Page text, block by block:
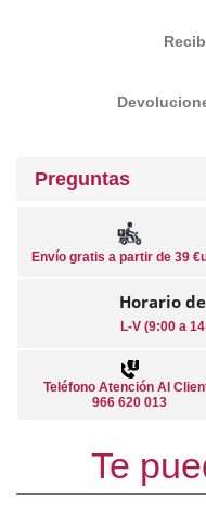
Preguntas
Envío gratis a partir de 39
Horario
L-V (9:00 a
Teléfono Atención Al
966 620 013
Te